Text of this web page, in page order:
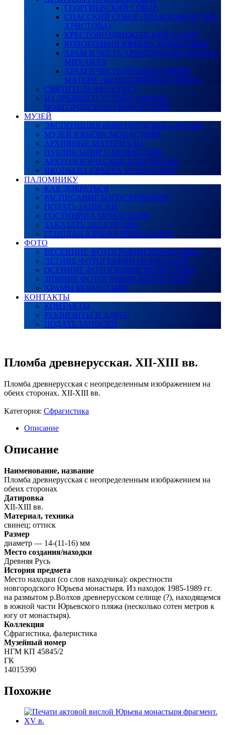
ГЕОРГИЕВСКИЙ СОБОР
СПАССКИЙ СОБОР (ХРАМ РОЖДЕСТВА
ХРИСТОВА)
КРЕСТОВОЗДВИЖЕНСКИЙ СОБОР
КОЛОКОЛЬНЯ ЮРЬЕВА МОНАСТЫРЯ
ХРАМ В ЧЕСТЬ АРХИСТРАТИГА БОЖИЯ
МИХАИЛА
ХРАМ В ЧЕСТЬ ИКОНЫ БОЖИЕЙ
МАТЕРИ «НЕОПАЛИМАЯ КУПИНА»
СВЯТИТЕЛЬ ФЕОКТИСТ
ИЗ ДРЕВНЕГО УСТАВА ЮРЬЕВА
НОВГОРОДСКОГО МОНАСТЫРЯ
МУЗЕЙ
ЭКСПОЗИЦИЯ НОВГОРОДСКОГО МУЗЕЯ
МУЗЕЙ ЮРЬЕВА МОНАСТЫРЯ
АРХИВНЫЕ МАТЕРИАЛЫ
ПУБЛИКАЦИИ О МОНАСТЫРЕ
АРХЕОЛОГИЧЕСКИЕ ИЗЫСКАНИЯ
ИКОНЫ ИЗ ЮРЬЕВА МОНАСТЫРЯ
ПАЛОМНИКУ
КАК ДОБРАТЬСЯ
РАСПИСАНИЕ БОГОСЛУЖЕНИЙ
ПОДАТЬ ЗАПИСКИ
ГОСТИНИЦА МОНАСТЫРЯ
ЗАКАЗАТЬ ЭКСКУРСИЮ
ГЕНПЛАН ЮРЬЕВА МОНАСТЫРЯ
ФОТО
ВЕСЕННИЕ ФОТОГРАФИИ МОНАСТЫРЯ
ЛЕТНИЕ ФОТОГРАФИИ МОНАСТЫРЯ
ОСЕННИЕ ФОТОГРАФИИ МОНАСТЫРЯ
ЗИМНИЕ ФОТОГРАФИИ МОНАСТЫРЯ
ХРАМЫ МОНАСТЫРЯ
КОНТАКТЫ
КОНТАКТЫ
РЕКВИЗИТЫ И АДРЕС
ПОДАТЬ ЗАПИСКИ
Пломба древнерусская. XII-XIII вв.
Пломба древнерусская с неопределенным изображением на
обеих сторонах. XII-XIII вв.
Категория: Сфрагистика
Описание
Описание
Наименование, название
Пломба древнерусская с неопределенным изображением на
обеих сторонах
Датировка
XII-XIII вв.
Материал, техника
свинец; оттиск
Размер
диаметр — 14-(11-16) мм
Место создания/находки
Древняя Русь
История предмета
Место находки (со слов находчика): окрестности
новгородского Юрьева монастыря. Из находок 1985-1989 гг.
на размытом р.Волхов древнерусском селище (?), находящемся
в южной части Юрьевского пляжа (несколько сотен метров к
югу от монастыря).
Коллекция
Сфрагистика, фалеристика
Музейный номер
НГМ КП 45845/2
ГК
14015390
Похожие